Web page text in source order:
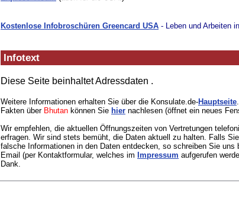
Kostenlose Infobroschüren Greencard USA - Leben und Arbeiten
Infotext
Diese Seite beinhaltet Adressdaten .
Weitere Informationen erhalten Sie über die Konsulate.de-Hauptseite
Fakten über Bhutan können Sie hier nachlesen (öffnet ein neues
Wir empfehlen, die aktuellen Öffnungszeiten von Vertretungen
erfragen. Wir sind stets bemüht, die Daten aktuell zu halten. Falls
falsche Informationen in den Daten entdecken, so schreiben Sie uns
Email (per Kontaktformular, welches im Impressum aufgerufen
Dank.